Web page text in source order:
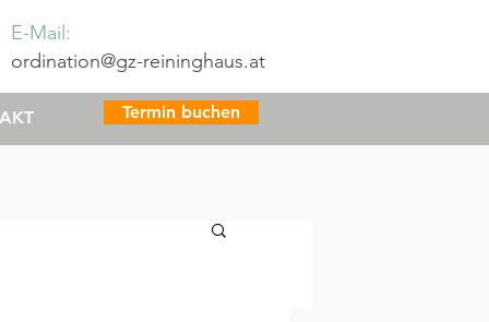
E-Mail:
ordination@gz-reininghaus.at
Termin buchen